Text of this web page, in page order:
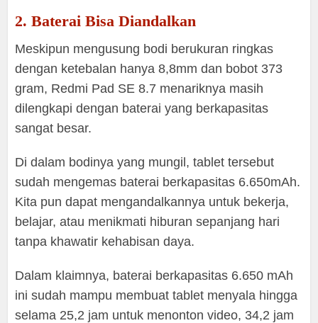
2. Baterai Bisa Diandalkan
Meskipun mengusung bodi berukuran ringkas
dengan ketebalan hanya 8,8mm dan bobot 373
gram, Redmi Pad SE 8.7 menariknya masih
dilengkapi dengan baterai yang berkapasitas
sangat besar.
Di dalam bodinya yang mungil, tablet tersebut
sudah mengemas baterai berkapasitas 6.650mAh.
Kita pun dapat mengandalkannya untuk bekerja,
belajar, atau menikmati hiburan sepanjang hari
tanpa khawatir kehabisan daya.
Dalam klaimnya, baterai berkapasitas 6.650 mAh
ini sudah mampu membuat tablet menyala hingga
selama 25,2 jam untuk menonton video, 34,2 jam